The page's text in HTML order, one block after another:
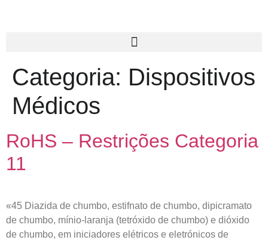
Categoria: Dispositivos
Médicos
RoHS – Restrições Categoria
11
«45 Diazida de chumbo, estifnato de chumbo, dipicramato
de chumbo, mínio-laranja (tetróxido de chumbo) e dióxido
de chumbo, em iniciadores elétricos e eletrónicos de